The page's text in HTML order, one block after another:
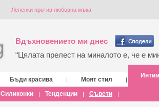
Лепенки против любовна мъка
Вдъхновението ми днес
“Цялата прелест на миналото е, че е
Бъди красива | Моят стил |
Силиконки | Тенденции | Съвети |